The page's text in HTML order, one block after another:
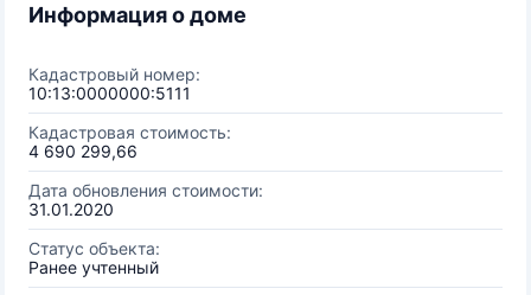
Информация о доме
Кадастровый номер:
10:13:0000000:5111
Кадастровая стоимость:
4 690 299,66
Дата обновления стоимости:
31.01.2020
Статус объекта:
Ранее учтенный